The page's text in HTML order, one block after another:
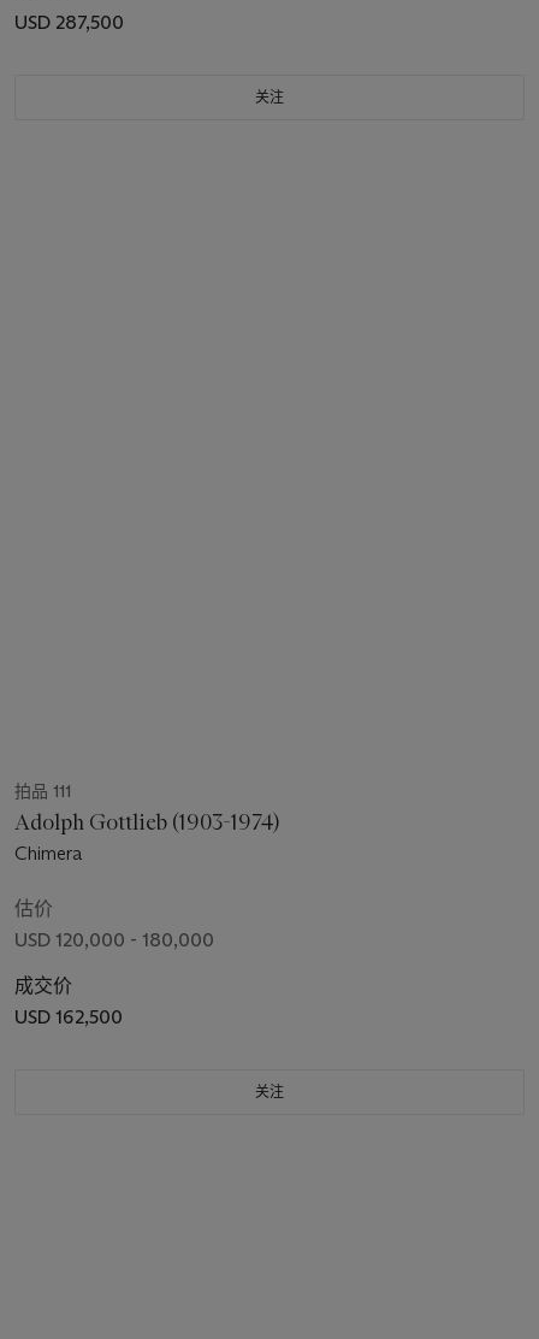
USD 287,500
关注
拍品 111
Adolph Gottlieb (1903-1974)
Chimera
估价
USD 120,000 - 180,000
成交价
USD 162,500
关注